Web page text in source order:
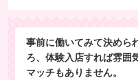
事前に働いてみて決めら
ろ、体験入店すれば雰囲
マッチもありません。